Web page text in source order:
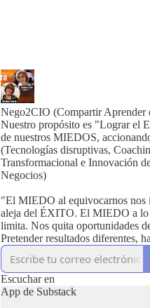
Nego2CIO (Compartir Aprender
Nuestro propósito es "Lograr el
de nuestros MIEDOS,
(Tecnologías disruptivas,
Transformacional e Innovación
Negocios)
"El MIEDO al equivocarnos nos
aleja del ÉXITO. El MIEDO a lo
limita. Nos quita oportunidades
Pretender resultados diferentes,
lo mismo, es una locura.
diferentes, aprender a HACER
DESAFÍO. Nuestra PASIÓN
ilimitados DESAFÍOS. Y de eso
Nego2CIO, de lograr el ÉXITO
Escuchar en
App de Substack